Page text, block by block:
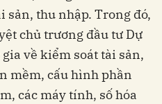
sản, thu nhập. Trong đó,
chủ trương đầu tư Dự
về kiểm soát tài sản,
mềm, cấu hình phần
các máy tính, số hóa